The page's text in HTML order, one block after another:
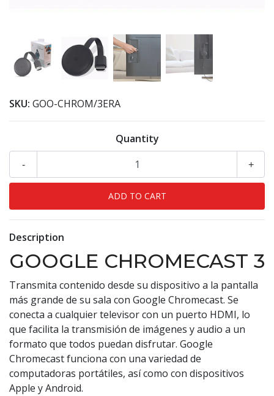
SKU: GOO-CHROM/3ERA
Quantity
+
-
Description
GOOGLE CHROMECAST 3
Transmita contenido desde su dispositivo a la pantalla
más grande de su sala con Google Chromecast. Se
conecta a cualquier televisor con un puerto HDMI, lo
que facilita la transmisión de imágenes y audio a un
formato que todos puedan disfrutar. Google
Chromecast funciona con una variedad de
computadoras portátiles, así como con dispositivos
Apple y Android.